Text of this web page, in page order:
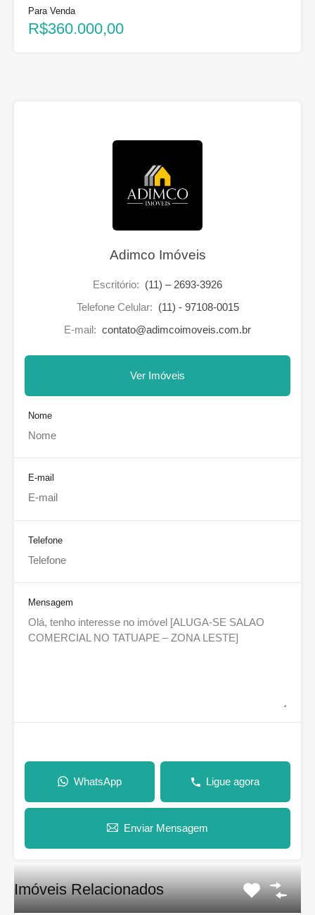
Para Venda
R$360.000,00
Adimco Imóveis
Escritório: (11) – 2693-3926
Telefone Celular: (11) - 97108-0015
E-mail: contato@adimcoimoveis.com.br
Ver Imóveis
Nome
E-mail
Telefone
Mensagem
WhatsApp Ligue agora
Enviar Mensagem
Imóveis Relacionados